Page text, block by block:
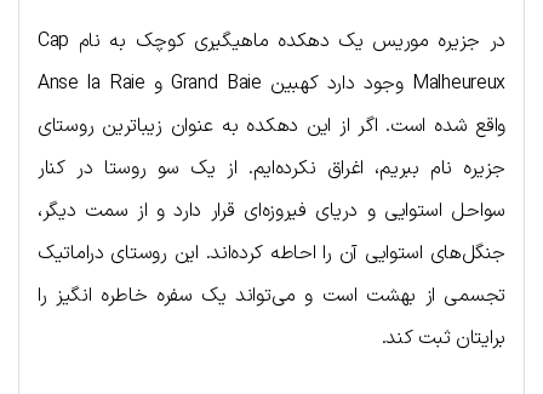
در جزیره موریس یک دهکده ماهیگیری کوچک به نام Cap
Malheureux وجود دارد کهبین Grand Baie و Anse la Raie
واقع شده است. اگر از این دهکده به عنوان زیباترین روستای
جزیره نام ببریم، اغراق نکرده‌ایم. از یک سو روستا در کنار
سواحل استوایی و دریای فیروزه‌ای قرار دارد و از سمت دیگر،
جنگل‌های استوایی آن را احاطه کرده‌اند. این روستای دراماتیک
تجسمی از بهشت است و می‌تواند یک سفره خاطره انگیز را
برایتان ثبت کند.